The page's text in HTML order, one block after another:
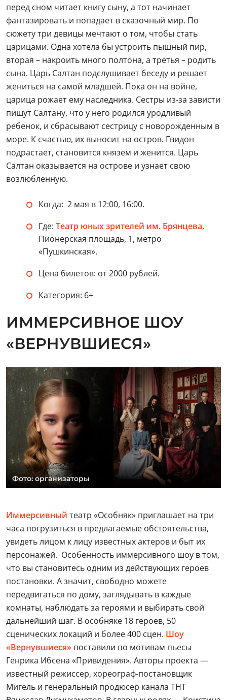
перед сном читает книгу сыну, а тот начинает
фантазировать и попадает в сказочный мир. По
сюжету три девицы мечтают о том, чтобы стать
царицами. Одна хотела бы устроить пышный пир,
вторая – накроить много полтона, а третья – родить
сына. Царь Салтан подслушивает беседу и решает
жениться на самой младшей. Пока он на войне,
царица рожает ему наследника. Сестры из-за зависти
пишут Салтану, что у него родился уродливый
ребенок, и сбрасывают сестрицу с новорожденным в
море. К счастью, их выносит на остров. Гвидон
подрастает, становится князем и женится. Царь
Салтан оказывается на острове и узнает свою
возлюбленную.
Когда: 2 мая в 12:00, 16:00.
Где: Театр юных зрителей им. Брянцева,
Пионерская площадь, 1, метро
«Пушкинская».
Цена билетов: от 2000 рублей.
Категория: 6+
ИММЕРСИВНОЕ ШОУ
«ВЕРНУВШИЕСЯ»
Фото: организаторы
Иммерсивный театр «Особняк» приглашает на три
часа погрузиться в предлагаемые обстоятельства,
увидеть лицом к лицу известных актеров и быт их
персонажей. Особенность иммерсивного шоу в том,
что вы становитесь одним из действующих героев
постановки. А значит, свободно можете
передвигаться по дому, заглядывать в каждые
комнаты, наблюдать за героями и выбирать свой
дальнейший шаг. В особняке 18 героев, 50
сценических локаций и более 400 сцен. Шоу
«Вернувшиеся» поставили по мотивам пьесы
Генрика Ибсена «Привидения». Авторы проекта —
известный режиссер, хореограф-постановщик
Мигель и генеральный продюсер канала ТНТ